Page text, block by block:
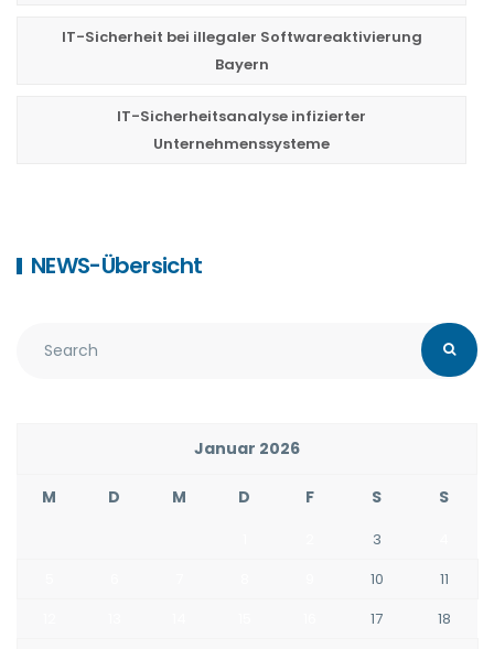
IT-Sicherheit bei illegaler Softwareaktivierung
Bayern
IT-Sicherheitsanalyse infizierter
Unternehmenssysteme
NEWS-Übersicht
Januar 2026
M D M D F S S
3
10
11
17
18